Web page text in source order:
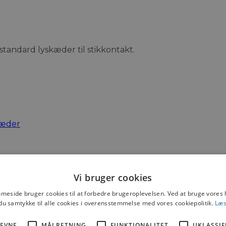
lyskæder til stikkontakt.
159,-
Vi bruger cookies
bruger cookies til at forbedre brugeroplevelsen. Ved at bruge vores
samtykke til alle cookies i overensstemmelse med vores cookiepolitik.